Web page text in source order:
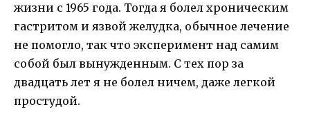
жизни с 1965 года. Тогда я болел хроническим
гастритом и язвой желудка, обычное лечение
не помогло, так что эксперимент над самим
собой был вынужденным. С тех пор за
двадцать лет я не болел ничем, даже легкой
простудой.